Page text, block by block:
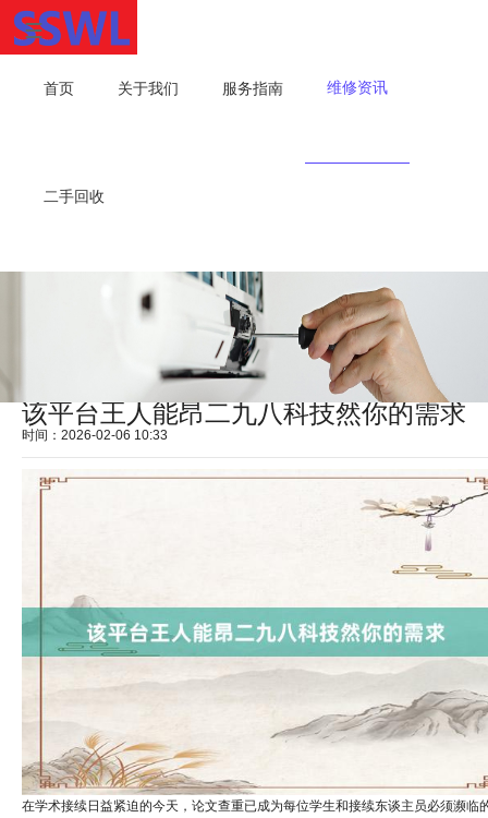
首页 关于我们 服务指南 维修资讯
二手回收
该平台王人能昂二九八科技然你的需求
时间：2026-02-06 10:33
在学术接续日益紧迫的今天，论文查重已成为每位学生和接续东谈主员必须濒临